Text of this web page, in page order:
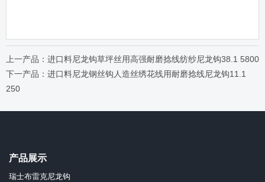
上一产品：进口料尼龙钩草坪丝用高强耐磨捻线纺纱尼龙钩38.1 5800
下一产品：进口料尼龙钢丝钩人造丝绣花线用耐磨捻线尼龙钩11.1
250
产品展示
瑞士布雷克尼龙钩